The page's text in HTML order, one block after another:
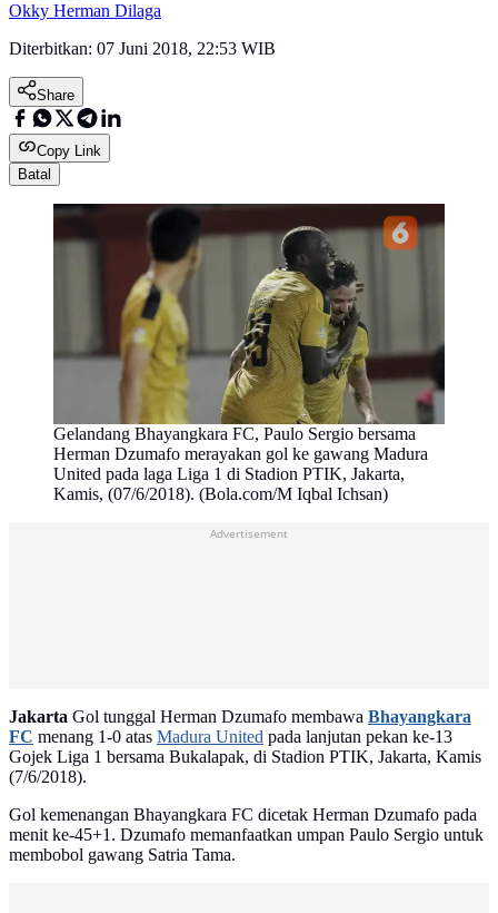
Okky Herman Dilaga
Diterbitkan: 07 Juni 2018, 22:53 WIB
Share
Copy Link
Batal
Gelandang Bhayangkara FC, Paulo Sergio bersama
Herman Dzumafo merayakan gol ke gawang Madura
United pada laga Liga 1 di Stadion PTIK, Jakarta,
Kamis, (07/6/2018). (Bola.com/M Iqbal Ichsan)
Advertisement
Jakarta Gol tunggal Herman Dzumafo membawa Bhayangkara
FC menang 1-0 atas Madura United pada lanjutan pekan ke-13
Gojek Liga 1 bersama Bukalapak, di Stadion PTIK, Jakarta, Kamis
(7/6/2018).
Gol kemenangan Bhayangkara FC dicetak Herman Dzumafo pada
menit ke-45+1. Dzumafo memanfaatkan umpan Paulo Sergio untuk
membobol gawang Satria Tama.